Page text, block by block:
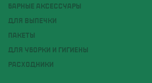
БАРНЫЕ АКСЕССУАРЫ
ДЛЯ ВЫПЕЧКИ
ПАКЕТЫ
ДЛЯ УБОРКИ И ГИГИЕНЫ
РАСХОДНИКИ